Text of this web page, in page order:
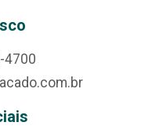
4700